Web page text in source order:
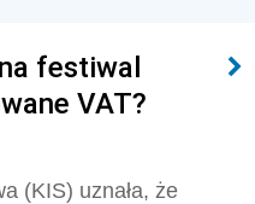
festiwal
VAT?
(KIS) uznała, że